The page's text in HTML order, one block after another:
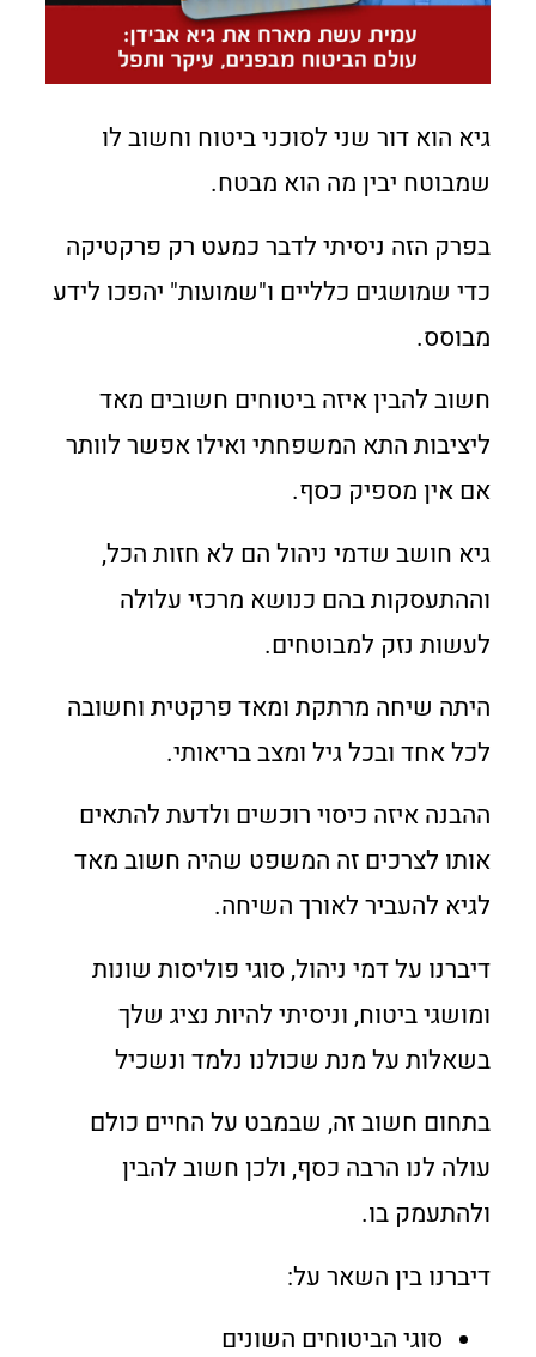
גיא הוא דור שני לסוכני ביטוח וחשוב לו
שמבוטח יבין מה הוא מבטח.
בפרק הזה ניסיתי לדבר כמעט רק פרקטיקה
כדי שמושגים כלליים ו"שמועות" יהפכו לידע
מבוסס.
חשוב להבין איזה ביטוחים חשובים מאד
ליציבות התא המשפחתי ואילו אפשר לוותר
אם אין מספיק כסף.
גיא חושב שדמי ניהול הם לא חזות הכל,
וההתעסקות בהם כנושא מרכזי עלולה
לעשות נזק למבוטחים.
היתה שיחה מרתקת ומאד פרקטית וחשובה
לכל אחד ובכל גיל ומצב בריאותי.
ההבנה איזה כיסוי רוכשים ולדעת להתאים
אותו לצרכים זה המשפט שהיה חשוב מאד
לגיא להעביר לאורך השיחה.
דיברנו על דמי ניהול, סוגי פוליסות שונות
ומושגי ביטוח, וניסיתי להיות נציג שלך
בשאלות על מנת שכולנו נלמד ונשכיל
בתחום חשוב זה, שבמבט על החיים כולם
עולה לנו הרבה כסף, ולכן חשוב להבין
ולהתעמק בו.
דיברנו בין השאר על:
סוגי הביטוחים השונים